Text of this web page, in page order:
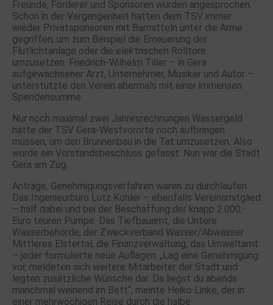
Freunde, Förderer und Sponsoren wurden angesprochen.
Schon in der Vergangenheit hatten dem TSV immer
wieder Privatsponsoren mit Barmitteln unter die Arme
gegriffen, um zum Beispiel die Erneuerung der
Flutlichtanlage oder die elektrischen Rolltore
umzusetzen. Friedrich-Wilhelm Tiller – in Gera
aufgewachsener Arzt, Unternehmer, Musiker und Autor –
unterstützte den Verein abermals mit einer immensen
Spendensumme.
Nur noch maximal zwei Jahresrechnungen Wassergeld
hätte der TSV Gera-Westvororte noch aufbringen
müssen, um den Brunnenbau in die Tat umzusetzen. Also
wurde ein Vorstandsbeschluss gefasst. Nun war die Stadt
Gera am Zug.
Anträge, Genehmigungsverfahren waren zu durchlaufen.
Das Ingenieurbüro Lutz Köhler – ebenfalls Vereinsmitglied
– half dabei und bei der Beschaffung der knapp 2.000,-
Euro teuren Pumpe. Das Tiefbauamt, die Untere
Wasserbehörde, der Zweckverband Wasser/Abwasser
Mittleres Elstertal, die Finanzverwaltung, das Umweltamt
– jeder formulierte neue Auflagen. „Lag eine Genehmigung
vor, meldeten sich weitere Mitarbeiter der Stadt und
legten zusätzliche Wünsche dar. Da liegst du abends
manchmal weinend im Bett“, meinte Heiko Linke, der in
einer mehrwöchigen Reise durch die halbe